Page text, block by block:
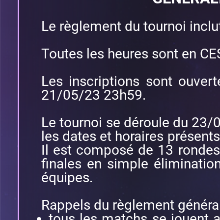
Le règlement du tournoi
Toutes les heures sont en
Les inscriptions sont
21/05/23 23h59.
Le tournoi se déroule du
les dates et horaires
Il est composé de 13
finales en simple
équipes.
Rappels du règlement